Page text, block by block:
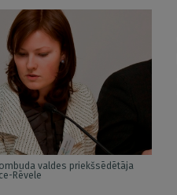
valdes priekšsēdētāja
Rēvele